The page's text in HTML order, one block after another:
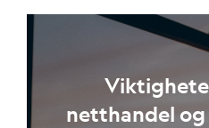
netthandel